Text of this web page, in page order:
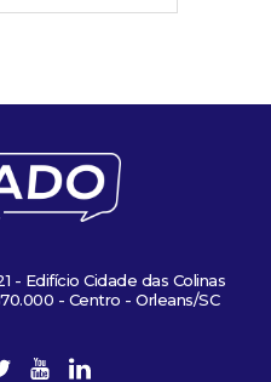
- Edifício Cidade das Colinas
- Centro - Orleans/SC